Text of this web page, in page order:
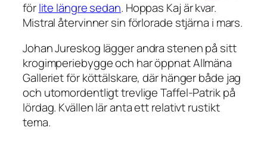
förlite längre sedan. Hoppas Kaj är kvar.
Mistral återvinner sin förlorade stjärna i mars.
Johan Jureskog lägger andra stenen på sitt
krogimperiebygge och har öppnat Allmäna
Galleriet för köttälskare, där hänger både jag
och utomordentligt trevlige Taffel-Patrik på
lördag. Kvällen lär anta ett relativt rustikt
tema.